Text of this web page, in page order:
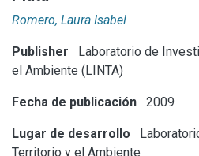
Romero, Laura Isabel
Publisher
Laboratorio de
el Ambiente (LINTA)
Fecha de publicación 2009
Lugar de desarrollo
Territorio y el Ambiente